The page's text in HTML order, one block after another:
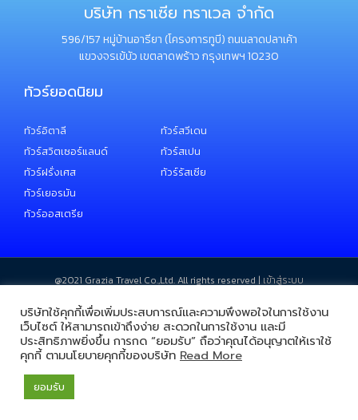
บริษัท กราเซีย ทราเวล จำกัด
596/157 หมู่บ้านอารียา (โครงการทูบี) ถนนลาดปลาเค้า
แขวงจรเข้บัว เขตลาดพร้าว กรุงเทพฯ 10230
ทัวร์ยอดนิยม
ทัวร์อิตาลี
ทัวร์สวิตเซอร์แลนด์
ทัวร์ฝรั่งเศส
ทัวร์เยอรมัน
ทัวร์ออสเตรีย
ทัวร์สวีเดน
ทัวร์สเปน
ทัวร์รัสเซีย
@2021 ​Grazia Travel Co.,Ltd. All rights reserved |เข้าสู่ระบบ
บริษัทใช้คุกกี้เพื่อเพิ่มประสบการณ์และความพึงพอใจในการใช้งาน
เว็บไซต์ ให้สามารถเข้าถึงง่าย สะดวกในการใช้งาน และมี
ประสิทธิภาพยิ่งขึ้น การกด “ยอมรับ” ถือว่าคุณได้อนุญาตให้เราใช้
คุกกี้ ตามนโยบายคุกกี้ของบริษัท Read More
ยอมรับ